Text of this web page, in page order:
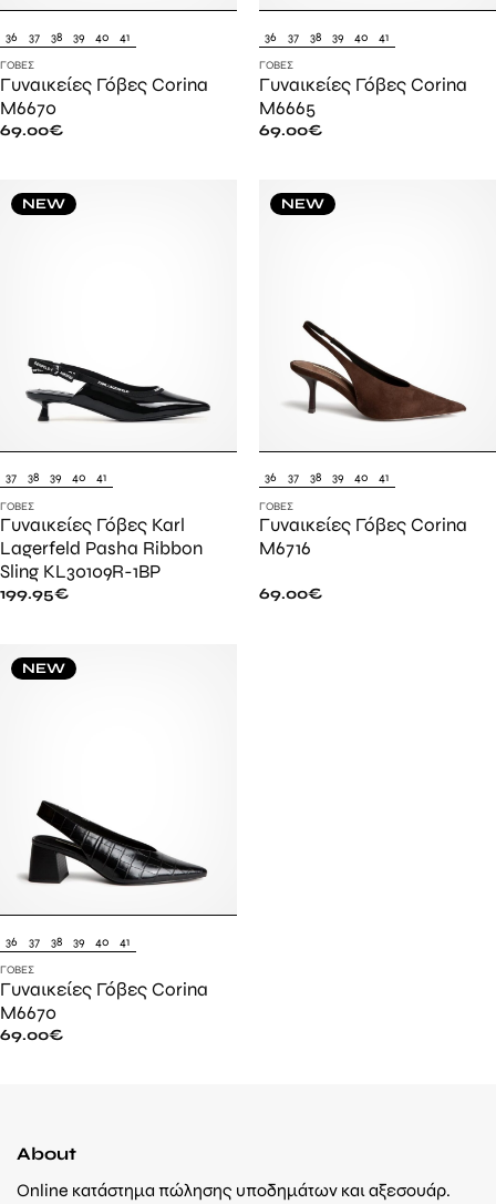
36 37 38 39 40 41
ΓΌΒΕΣ
Γυναικείες Γόβες Corina
M6670
69.00€
36 37 38 39 40 41
ΓΌΒΕΣ
Γυναικείες Γόβες Corina
M6665
69.00€
NEW
37 38 39 40 41
ΓΌΒΕΣ
Γυναικείες Γόβες Karl
Lagerfeld Pasha Ribbon
Sling KL30109R-1BP
199.95€
NEW
36 37 38 39 40 41
ΓΌΒΕΣ
Γυναικείες Γόβες Corina
M6716
69.00€
NEW
36 37 38 39 40 41
ΓΌΒΕΣ
Γυναικείες Γόβες Corina
M6670
69.00€
About
Online κατάστημα πώλησης υποδημάτων και αξεσουάρ.